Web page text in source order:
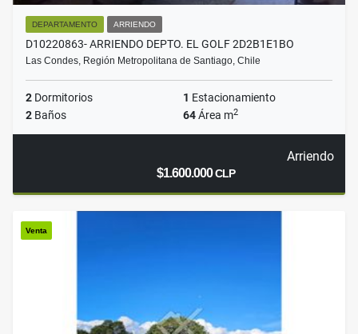
DEPARTAMENTO ARRIENDO
D10220863- ARRIENDO DEPTO. EL GOLF 2D2B1E1BO
Las Condes, Región Metropolitana de Santiago, Chile
2 Dormitorios 1 Estacionamiento
2 Baños 64Área m2
Arriendo
$1.600.000CLP
Venta